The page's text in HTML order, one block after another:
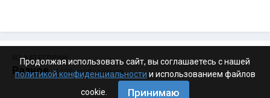
ИЗ КАТЕГОРИИ:
Разное · 4 199 изображений
Продолжая использовать сайт, вы соглашаетесь с нашей
политикой конфиденциальности и использованием файлов
cookie.
Принимаю